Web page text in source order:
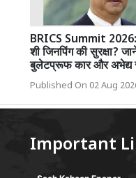
BRICS Summit 2026:
शी जिनपिंग की सुरक्षा?
बुलेटप्रूफ कार और अभेद्य
Published On 02 Aug
Important